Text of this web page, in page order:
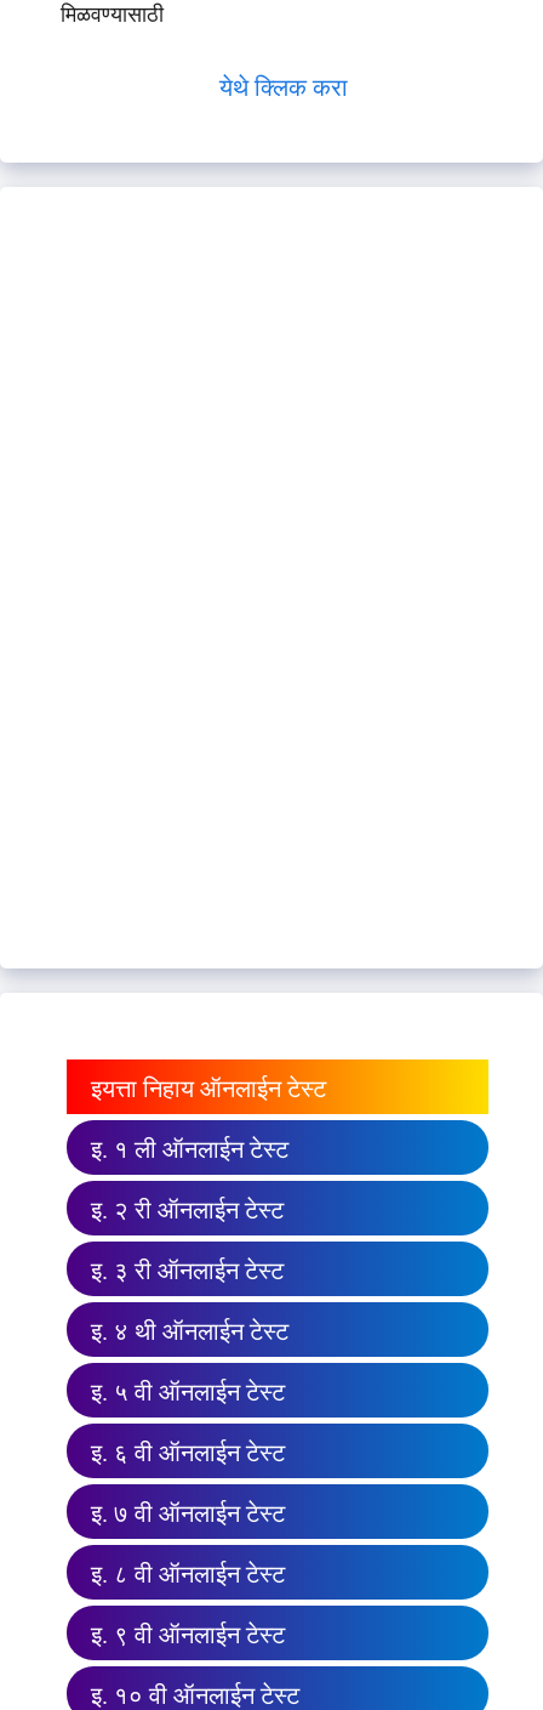
मिळवण्यासाठी
येथे क्लिक करा
इयत्ता निहाय ऑनलाईन टेस्ट
इ. १ ली ऑनलाईन टेस्ट
इ. २ री ऑनलाईन टेस्ट
इ. ३ री ऑनलाईन टेस्ट
इ. ४ थी ऑनलाईन टेस्ट
इ. ५ वी ऑनलाईन टेस्ट
इ. ६ वी ऑनलाईन टेस्ट
इ. ७ वी ऑनलाईन टेस्ट
इ. ८ वी ऑनलाईन टेस्ट
इ. ९ वी ऑनलाईन टेस्ट
इ. १० वी ऑनलाईन टेस्ट